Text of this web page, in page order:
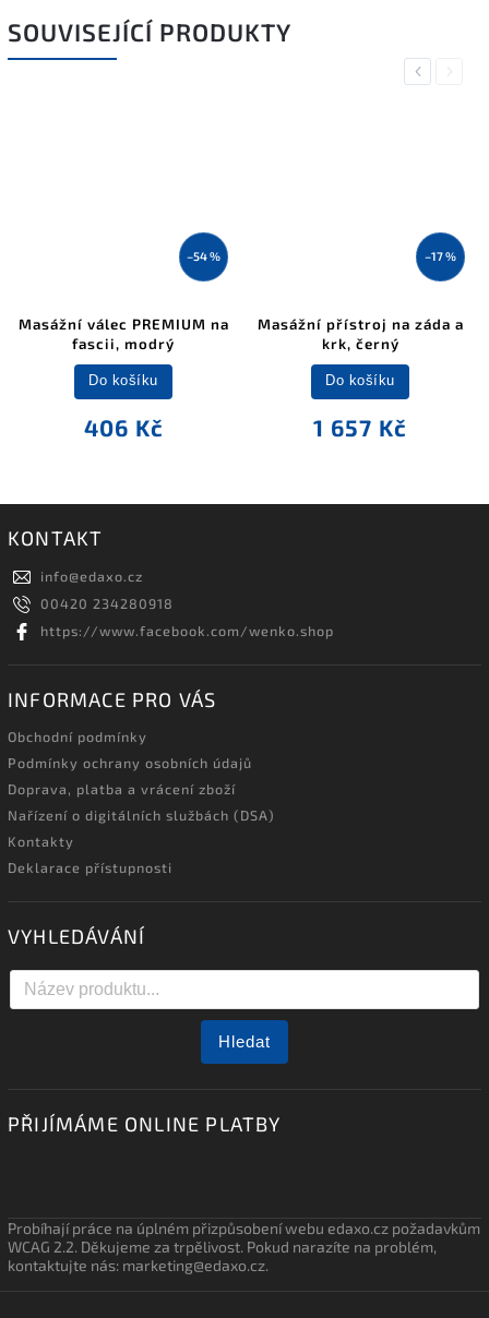
SOUVISEJÍCÍ PRODUKTY
Previous
–54 %
Masážní válec PREMIUM na
fascii, modrý
406 Kč
Do košíku
–17 %
Masážní přístroj na záda a
krk, černý
1 657 Kč
Do košíku
Next
KONTAKT
info@edaxo.cz
00420 234280918
https://www.facebook.com/wenko.shop
INFORMACE PRO VÁS
Obchodní podmínky
Podmínky ochrany osobních údajů
Doprava, platba a vrácení zboží
Nařízení o digitálních službách (DSA)
Kontakty
Deklarace přístupnosti
VYHLEDÁVÁNÍ
Hledat
PŘIJÍMÁME ONLINE PLATBY
Probíhají práce na úplném přizpůsobení webu edaxo.cz požadavkům
WCAG 2.2. Děkujeme za trpělivost. Pokud narazíte na problém,
kontaktujte nás: marketing@edaxo.cz.